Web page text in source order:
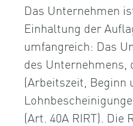
Das Unternehmen
Einhaltung der
umfangreich: Das
des
(Arbeitszeit, Beginn
(Art. 40A RIRT).